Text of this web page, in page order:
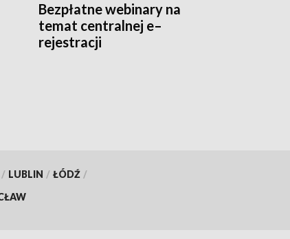
Bezpłatne webinary na
temat centralnej e–
rejestracji
/ LUBLIN / ŁÓDŹ /